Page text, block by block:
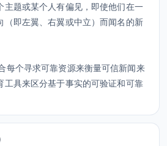
主题或某个人有偏见，即使他们在一
（即左翼、右翼或中立）而闻名的新
个寻求可靠资源来衡量可信新闻来
工具来区分基于事实的可验证和可靠